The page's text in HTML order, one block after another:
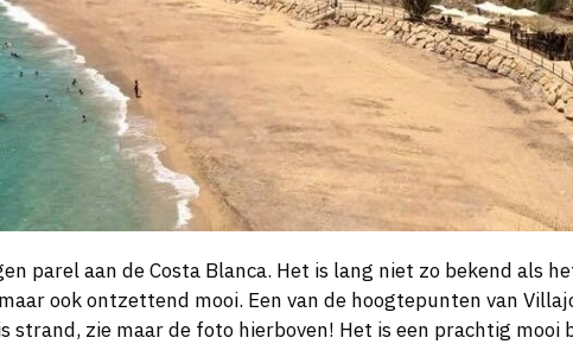
parel aan de Costa Blanca. Het is lang niet zo bekend als
ook ontzettend mooi. Een van de hoogtepunten van
strand, zie maar de foto hierboven! Het is een prachtig mooi